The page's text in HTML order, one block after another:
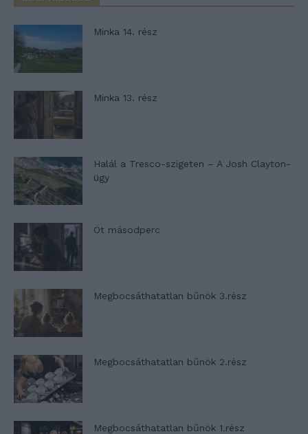
Minka 14. rész
Minka 13. rész
Halál a Tresco-szigeten – A Josh Clayton-
ügy
Öt másodperc
Megbocsáthatatlan bűnök 3.rész
Megbocsáthatatlan bűnök 2.rész
Megbocsáthatatlan bűnök 1.rész